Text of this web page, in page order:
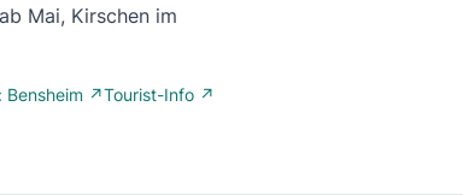
Mai, Kirschen im
Bensheim ↗Tourist-Info ↗